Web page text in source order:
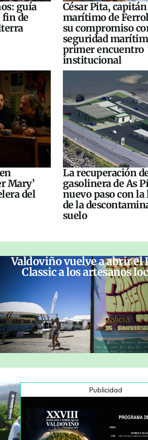
guía
fin de
César Pita, capitán
marítimo de
su compromiso
seguridad
primer encuentro
institucional
Mary’
del
La recuperación
gasolinera de As
nuevo paso con
de la
suelo
Valdoviño vuelve a abrir el
Classic a los artesanos
Publicidad